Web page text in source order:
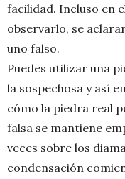
facilidad. Incluso en
observarlo, se
uno falso.
Puedes utilizar una
la sospechosa y así
cómo la piedra real
falsa se mantiene
veces sobre los
condensación